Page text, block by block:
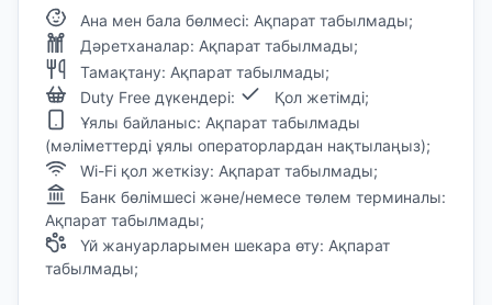
Ана мен бала бөлмесі: Ақпарат табылмады;
Дәретханалар: Ақпарат табылмады;
Тамақтану: Ақпарат табылмады;
Duty Free дүкендері:
Қол жетімді;
Ұялы байланыс: Ақпарат табылмады
(мәліметтерді ұялы операторлардан нақтылаңыз);
Wi-Fi қол жеткізу: Ақпарат табылмады;
Банк бөлімшесі және/немесе төлем терминалы:
Ақпарат табылмады;
Үй жануарларымен шекара өту: Ақпарат
табылмады;